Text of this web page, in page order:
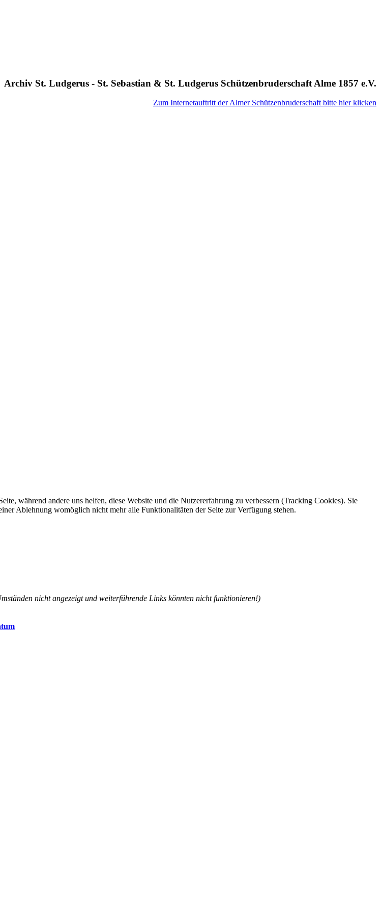
Archiv St. Ludgerus - St. Sebastian & St. Ludgerus Schützenbruderschaft Alme 1857 e.V.
Zum Internetauftritt der Almer Schützenbruderschaft bitte hier klicken
nicht angezeigt und weiterführende Links könnten nicht funktionieren!)
während andere uns helfen, diese Website und die Nutzererfahrung zu verbessern (Tracking Cookies). Sie
Ablehnung womöglich nicht mehr alle Funktionalitäten der Seite zur Verfügung stehen.